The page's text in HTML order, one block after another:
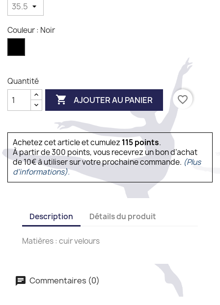
Couleur : Noir
Quantité
 AJOUTER AU PANIER favorite_border
Achetez cet article et cumulez 115points.
À partir de 300 points, vous recevrez un bon d’achat
de 10€ à utiliser sur votre prochaine commande. (Plus
d'informations).
Description Détails du produit
Matières : cuir velours
Commentaires (0)